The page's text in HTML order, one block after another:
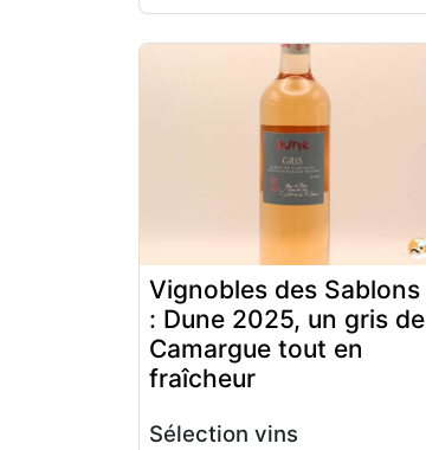
Vignobles des Sablons
: Dune 2025, un gris de
Camargue tout en
fraîcheur
Sélection vins